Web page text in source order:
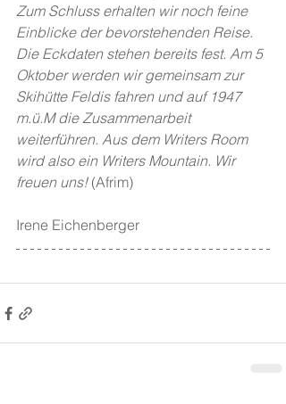
Zum Schluss erhalten wir noch feine
Einblicke der bevorstehenden Reise.
Die Eckdaten stehen bereits fest. Am 5
Oktober werden wir gemeinsam zur
Skihütte Feldis fahren und auf 1947
m.ü.M die Zusammenarbeit
weiterführen. Aus dem Writers Room
wird also ein Writers Mountain. Wir
freuen uns! (Afrim)
Irene Eichenberger